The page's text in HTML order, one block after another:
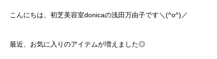
こんにちは、初芝美容室donicaの浅田万由子です＼(^o^)／
最近、お気に入りのアイテムが増えました◎